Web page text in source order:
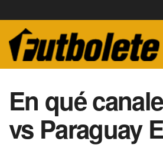
En qué
vs Paraguay